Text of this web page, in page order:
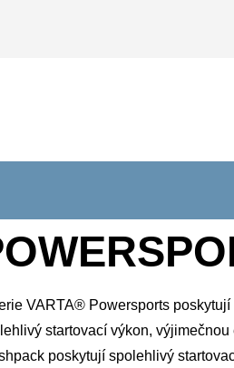
VARTA® Powersports
startovací výkon,
poskytují spolehlivý